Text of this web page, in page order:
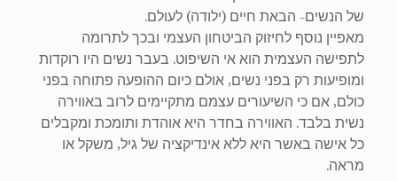
של הנשים- הבאת חיים (ילודה) לעולם.
מאפיין נוסף לחיזוק הביטחון העצמי ובכך לתרומה
לתפישה העצמית הוא אי השיפוט. בעבר נשים היו רוקדות
ומופיעות רק בפני נשים, אולם כיום ההופעה פתוחה בפני
כולם, אם כי השיעורים עצמם מתקיימים לרוב באווירה
נשית בלבד. האווירה בחדר היא אוהדת ותומכת ומקבלים
כל אישה באשר היא ללא אינדיקציה של גיל, משקל או
מראה.